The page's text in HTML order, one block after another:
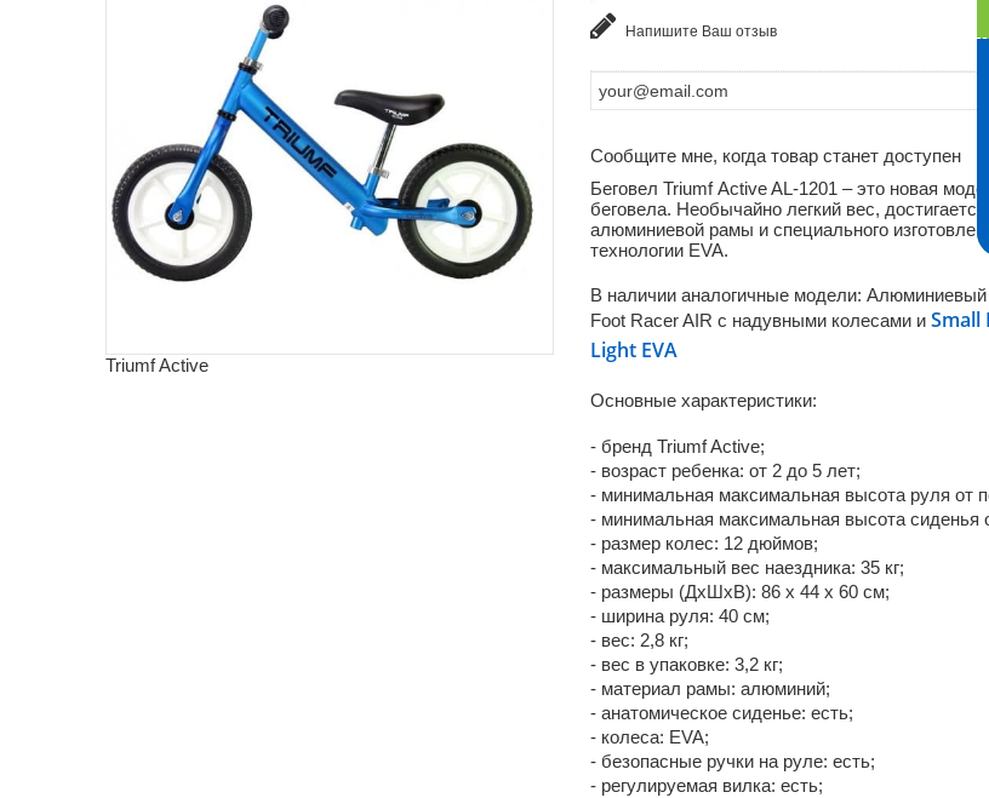
Triumf Active
Напишите Ваш отзыв
Сообщите мне, когда товар станет доступен
Беговел Triumf Аctive AL-1201 – это новая
беговела. Необычайно легкий вес, достигается
алюминиевой рамы и специального
технологии EVA.
В наличии аналогичные модели: Алюминиевый
Foot Racer AIR с надувными колесами и Small
Light EVA
Основные характеристики:
- бренд Triumf Active;
- возраст ребенка: от 2 до 5 лет;
- минимальная максимальная высота руля от
- минимальная максимальная высота сиденья
- размер колес: 12 дюймов;
- максимальный вес наездника: 35 кг;
- размеры (ДхШхВ): 86 х 44 х 60 см;
- ширина руля: 40 см;
- вес: 2,8 кг;
- вес в упаковке: 3,2 кг;
- материал рамы: алюминий;
- анатомическое сиденье: есть;
- колеса: EVA;
- безопасные ручки на руле: есть;
- регулируемая вилка: есть;